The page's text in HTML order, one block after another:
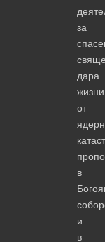
за
дара
жизни
от
в
и
в